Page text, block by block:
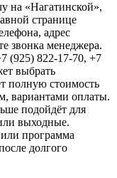
на «Нагатинской»,
странице
адрес
звонка менеджера.
(925) 822-17-70, +7
выбрать
полную стоимость
вариантами оплаты.
подойдёт для
выходные.
программа
долгого